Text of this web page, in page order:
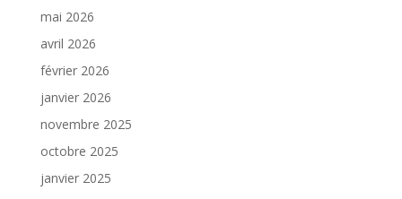
mai 2026
avril 2026
février 2026
janvier 2026
novembre 2025
octobre 2025
janvier 2025